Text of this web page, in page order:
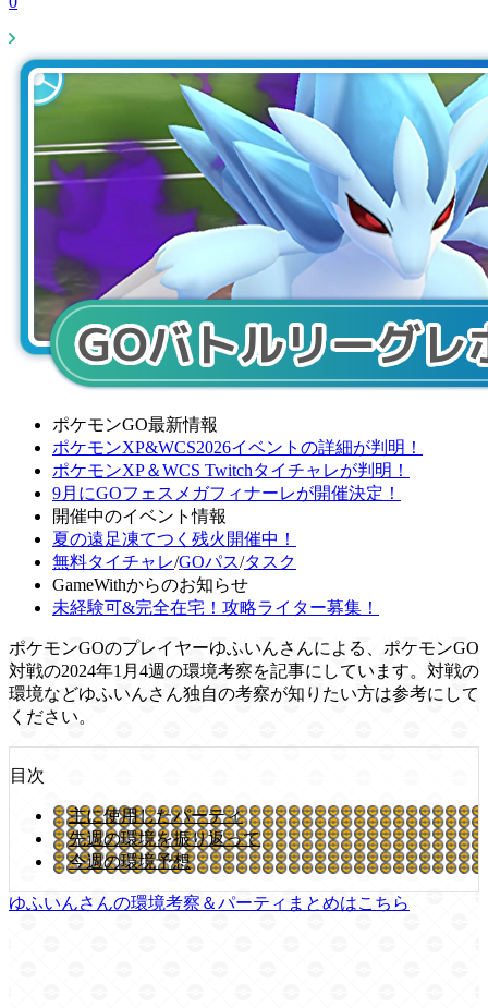
ポケモンGO最新情報
ポケモンXP&WCS2026イベントの詳細が判明！
ポケモンXP＆WCS Twitchタイチャレが判明！
9月にGOフェスメガフィナーレが開催決定！
開催中のイベント情報
夏の遠足凍てつく残火開催中！
無料タイチャレ/GOパス/タスク
GameWithからのお知らせ
未経験可&完全在宅！攻略ライター募集！
ポケモンGOのプレイヤーゆふいんさんによる、ポケモンGO
対戦の2024年1月4週の環境考察を記事にしています。対戦の
環境などゆふいんさん独自の考察が知りたい方は参考にして
ください。
目次
主に使用したパーティ
先週の環境を振り返って
今週の環境予想
ゆふいんさんの環境考察＆パーティまとめはこちら